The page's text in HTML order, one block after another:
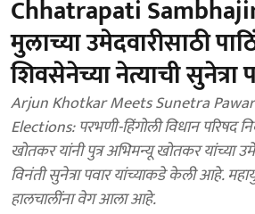
Chhatrapati
मुलाच्या उमेदवारीसाठी
शिवसेनेच्या नेत्याची सुनेत्रा
Arjun Khotkar Meets Sunetra
Elections: परभणी-हिंगोली विधान परिषद
खोतकर यांनी पुत्र अभिमन्यू खोतकर यांच्या
विनंती सुनेत्रा पवार यांच्याकडे केली आहे.
हालचालींना वेग आला आहे.